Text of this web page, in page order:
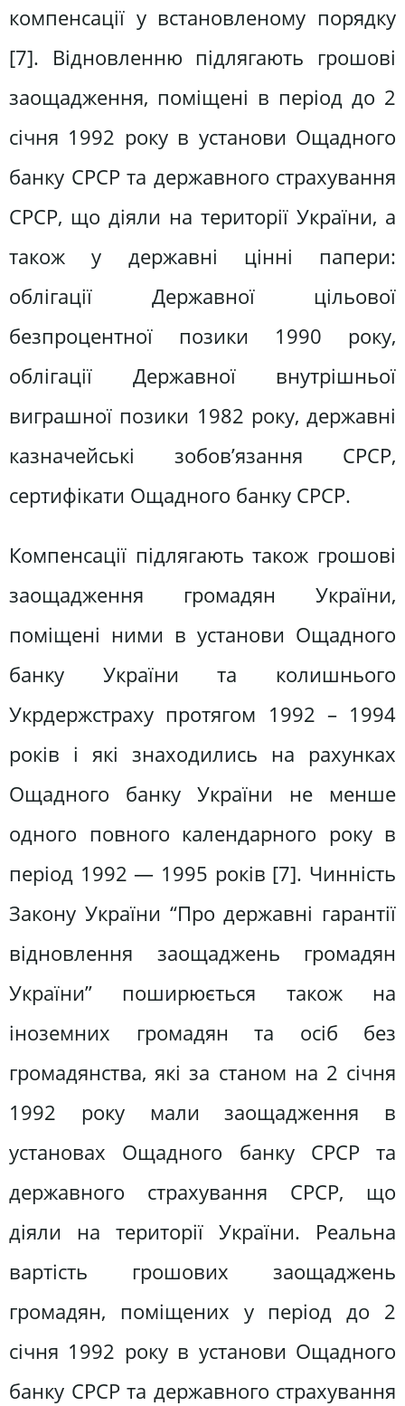
компенсації у встановленому порядку
[7]. Відновленню підлягають грошові
заощадження, поміщені в період до 2
січня 1992 року в установи Ощадного
банку СРСР та державного страхування
СРСР, що діяли на території України, а
також у державні цінні папери:
облігації Державної цільової
безпроцентної позики 1990 року,
облігації Державної внутрішньої
виграшної позики 1982 року, державні
казначейські зобов’язання СРСР,
сертифікати Ощадного банку СРСР.
Компенсації підлягають також грошові
заощадження громадян України,
поміщені ними в установи Ощадного
банку України та колишнього
Укрдержстраху протягом 1992 – 1994
років і які знаходились на рахунках
Ощадного банку України не менше
одного повного календарного року в
період 1992 — 1995 років [7]. Чинність
Закону України “Про державні гарантії
відновлення заощаджень громадян
України” поширюється також на
іноземних громадян та осіб без
громадянства, які за станом на 2 січня
1992 року мали заощадження в
установах Ощадного банку СРСР та
державного страхування СРСР, що
діяли на території України. Реальна
вартість грошових заощаджень
громадян, поміщених у період до 2
січня 1992 року в установи Ощадного
банку СРСР та державного страхування